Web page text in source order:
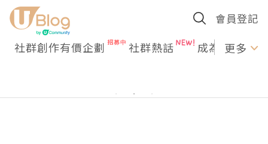
會員登記
社群創作有價企劃 社群熱話 成為U更多